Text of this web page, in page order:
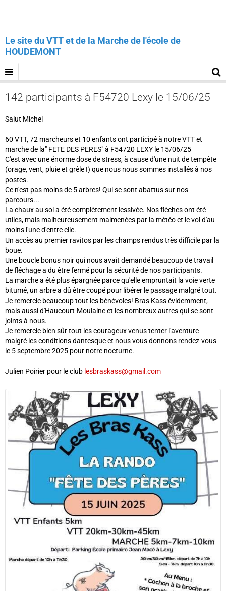
Le site du VTT et de la Marche de l'école de
HOUDEMONT
142 participants à F54720 Lexy le 15/06/25
Salut Michel
60 VTT, 72 marcheurs et 10 enfants ont participé à notre VTT et
marche de la" FETE DES PERES" à F54720 LEXY le 15/06/25
C'est avec une énorme dose de stress, à cause d'une nuit de tempête
(orage, vent, pluie et grêle !) que nous nous sommes installés à nos
postes.
Ce n'est pas moins de 5 arbres! Qui se sont abattus sur nos
parcours...
La chaux au sol a été complètement lessivée. Nos flèches ont été
utiles, mais malheureusement malmenées par la météo et le vol d'au
moins l'une d'entre elle.
Un accès au premier ravitos par les champs rendus très difficile par la
boue.
Une boucle bonus noir qui nous avait demandé beaucoup de travail
de fléchage a du être fermé pour la sécurité de nos participants.
La marche a été plus épargnée parce qu'elle empruntait la voie verte
bitumé, un arbre a dû être coupé pour libérer le passage malgré tout.
Je remercie beaucoup tout les bénévoles! Bras Kass évidemment,
mais aussi d'Haucourt-Moulaine et les nombreux autres qui se sont
joints à nous.
Je remercie bien sûr tout les courageux venus tenter l'aventure
malgré les conditions dantesque et nous vous donnons rendez-vous
le 5 septembre 2025 pour notre nocturne.
Julien Poirier pour le club lesbraskass@gmail.com